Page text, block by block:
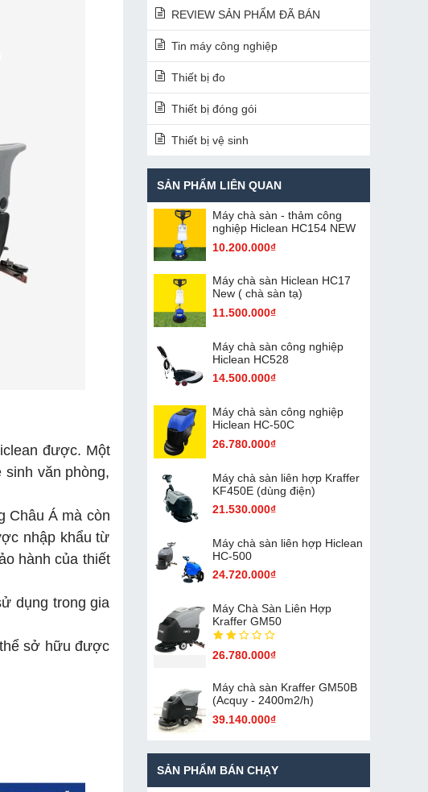
được. Một
văn phòng,
Châu Á mà còn
nhập khẩu từ
hành của thiết
dụng trong gia
sở hữu được
REVIEW SẢN PHẨM ĐÃ BÁN
Tin máy công nghiệp
Thiết bị đo
Thiết bị đóng gói
Thiết bị vệ sinh
SẢN PHẨM LIÊN QUAN
Máy chà sàn - thảm công
nghiệp Hiclean HC154 NEW
10.200.000₫
Máy chà sàn Hiclean HC17
New ( chà sàn tạ)
11.500.000₫
Máy chà sàn công nghiệp
Hiclean HC528
14.500.000₫
Máy chà sàn công nghiệp
Hiclean HC-50C
26.780.000₫
Máy chà sàn liên hợp Kraffer
KF450E (dùng điện)
21.530.000₫
Máy chà sàn liên hợp Hiclean
HC-500
24.720.000₫
Máy Chà Sàn Liên Hợp
Kraffer GM50
26.780.000₫
Máy chà sàn Kraffer GM50B
(Acquy - 2400m2/h)
39.140.000₫
SẢN PHẨM BÁN CHẠY